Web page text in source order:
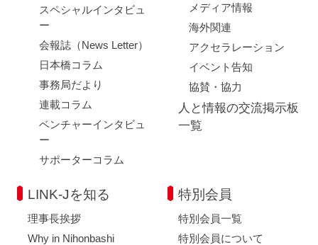
スペシャルインタビュ
ー
会報誌（News Letter）
日本橋コラム
事務局だより
連載コラム
ベンチャーインタビュ
ー
サポーターコラム
メディア情報
海外関連
アクセラレーション
イベント告知
協賛・協力
人と情報の交流掲示板
一覧
LINK-Jを知る
理事長挨拶
Why in Nihonbashi
特別会員
特別会員一覧
特別会員について